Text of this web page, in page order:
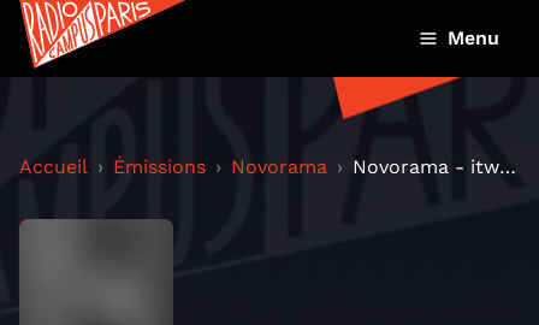
Menu
Accueil Émissions Novorama Novorama - itw Louise Roam